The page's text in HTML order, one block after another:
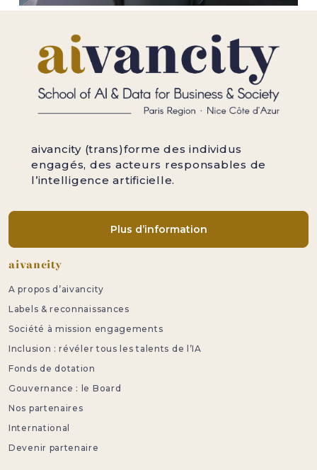
aivancity (trans)forme des individus
engagés, des acteurs responsables de
l’intelligence artificielle.
Plus d’information
Pied de page
aivancity
A propos d’aivancity
Labels & reconnaissances
Société à mission engagements
Inclusion : révéler tous les talents de l’IA
Fonds de dotation
Gouvernance : le Board
Nos partenaires
International
Devenir partenaire